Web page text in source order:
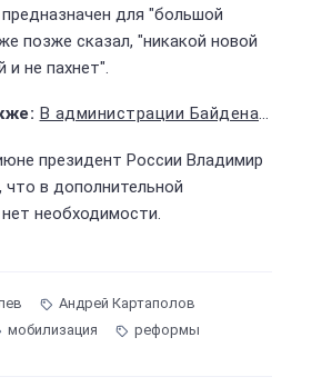
для "большой
позже сказал, "никакой новой
и не пахнет".
В администрации Байдена признали атаки по Крыму бесполезными
президент России Владимир
, что в дополнительной
необходимости.
Андрей Картаполов
мобилизация реформы